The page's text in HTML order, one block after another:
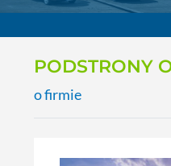
PODSTRONY
o firmie